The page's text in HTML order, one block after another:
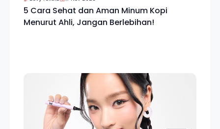
5 Cara Sehat dan Aman Minum Kopi
Menurut Ahli, Jangan Berlebihan!